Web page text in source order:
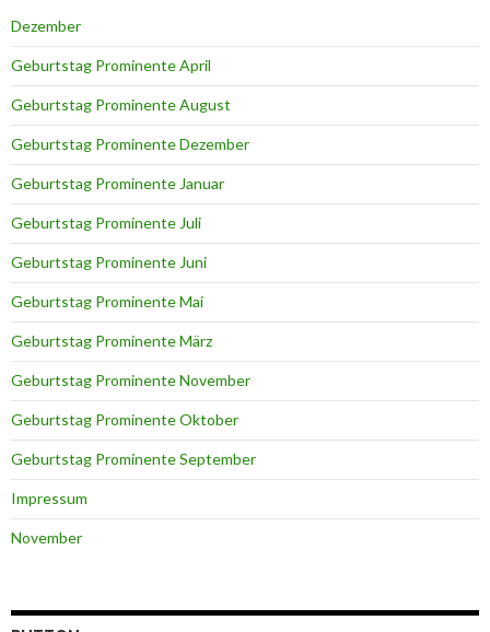
Dezember
Geburtstag Prominente April
Geburtstag Prominente August
Geburtstag Prominente Dezember
Geburtstag Prominente Januar
Geburtstag Prominente Juli
Geburtstag Prominente Juni
Geburtstag Prominente Mai
Geburtstag Prominente März
Geburtstag Prominente November
Geburtstag Prominente Oktober
Geburtstag Prominente September
Impressum
November